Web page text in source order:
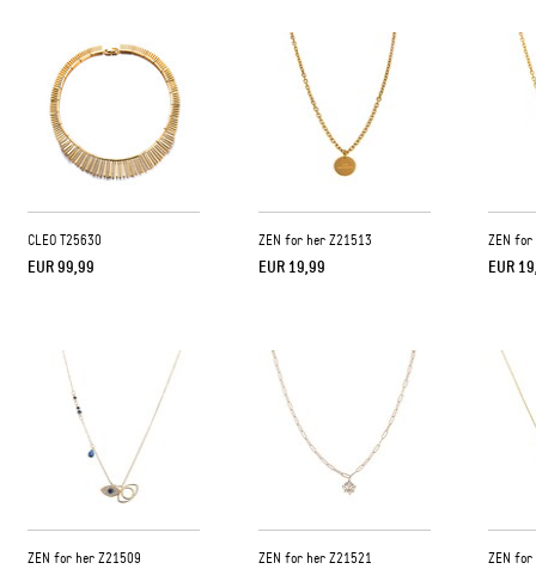
CLEO T25630
EUR 99,99
ZEN for her Z21513
EUR 19,99
ZEN
EUR
ZEN for her Z21509 ZEN for her Z21521 ZEN